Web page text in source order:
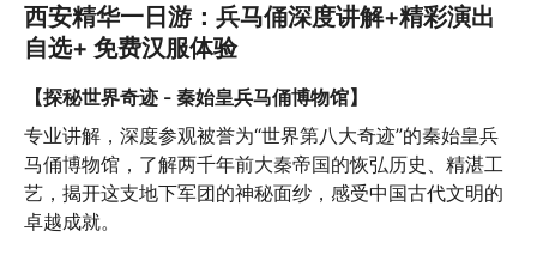
西安精华一日游：兵马俑深度讲解+精彩演出
自选+ 免费汉服体验
【探秘世界奇迹 - 秦始皇兵马俑博物馆】
专业讲解，深度参观被誉为“世界第八大奇迹”的秦始皇兵
马俑博物馆，了解两千年前大秦帝国的恢弘历史、精湛工
艺，揭开这支地下军团的神秘面纱，感受中国古代文明的
卓越成就。